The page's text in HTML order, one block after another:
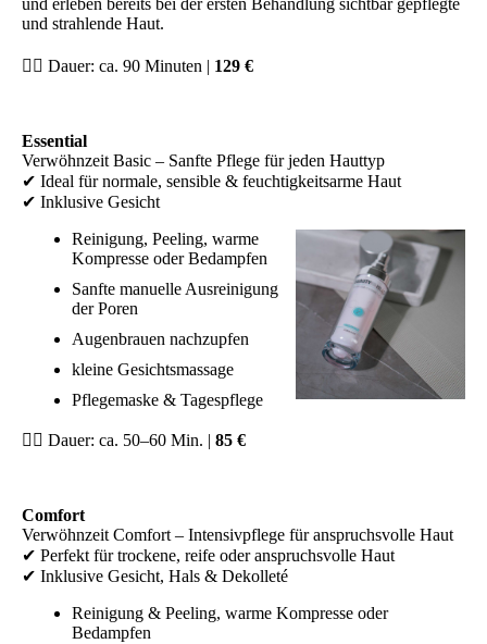
und erleben bereits bei der ersten Behandlung sichtbar gepflegte
und strahlende Haut.
💆‍♀️ Dauer: ca. 90 Minuten | 129 €
Essential
Verwöhnzeit Basic – Sanfte Pflege für jeden Hauttyp
✔ Ideal für normale, sensible & feuchtigkeitsarme Haut
✔ Inklusive Gesicht
Reinigung, Peeling, warme
Kompresse oder Bedampfen
Sanfte manuelle Ausreinigung
der Poren
Augenbrauen nachzupfen
kleine Gesichtsmassage
Pflegemaske & Tagespflege
💆‍♀️ Dauer: ca. 50–60 Min. | 85 €
Comfort
Verwöhnzeit Comfort – Intensivpflege für anspruchsvolle Haut
✔ Perfekt für trockene, reife oder anspruchsvolle Haut
✔ Inklusive Gesicht, Hals & Dekolleté
Reinigung & Peeling, warme Kompresse oder
Bedampfen